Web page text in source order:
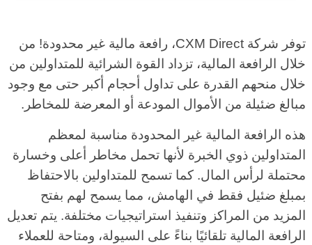
توفر شركة CXM Direct، رافعة مالية غير محدودة! من
خلال الرافعة المالية، تزداد القوة الشرائية للمتداولين من
خلال منحهم القدرة على تداول أحجام أكبر حتى مع وجود
مبالغ ضئيلة من الأموال المودعة أو المعرضة للمخاطر.
هذه الرافعة المالية غير المحدودة مناسبة لمعظم
المتداولين ذوي الخبرة لأنها تحمل مخاطر أعلى وخسارة
محتملة لرأس المال. كما تسمح للمتداولين بالاحتفاظ
بمبلغ ضئيل فقط في الهامش، مما يسمح لهم بفتح
المزيد من المراكز وتنفيذ استراتيجيات مختلفة. يتم تعديل
الرافعة المالية تلقائيًا بناءً على السيولة، ومتاحة للعملاء